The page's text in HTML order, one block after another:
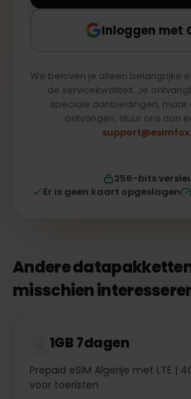
Inloggen met
We beloven je alleen belangrijke
de servicekwaliteit. Je
speciale aanbiedingen, maar
ontvangen, stuur ons dan
256-bits
Er is geen kaart opgeslagen
Andere
misschien
1GB 7dagen
Prepaid eSIM Algerije met LTE |
voor toeristen